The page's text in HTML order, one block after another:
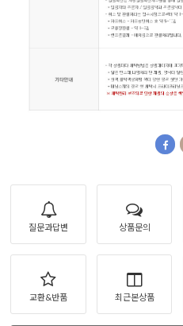
질문과답변 상품문의
교환&반품 최근본상품